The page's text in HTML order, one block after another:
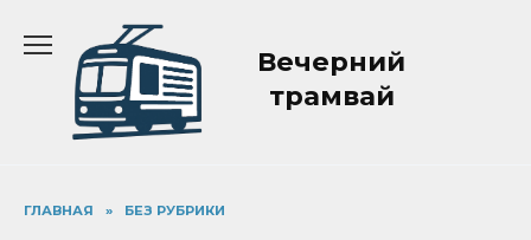
содержанию
Вечерний
трамвай
ГЛАВНАЯ » БЕЗ РУБРИКИ